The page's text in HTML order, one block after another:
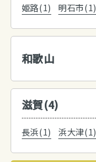
姫路(1)
明石市(1)
和歌山
滋賀(4)
長浜(1) 浜大津(1)